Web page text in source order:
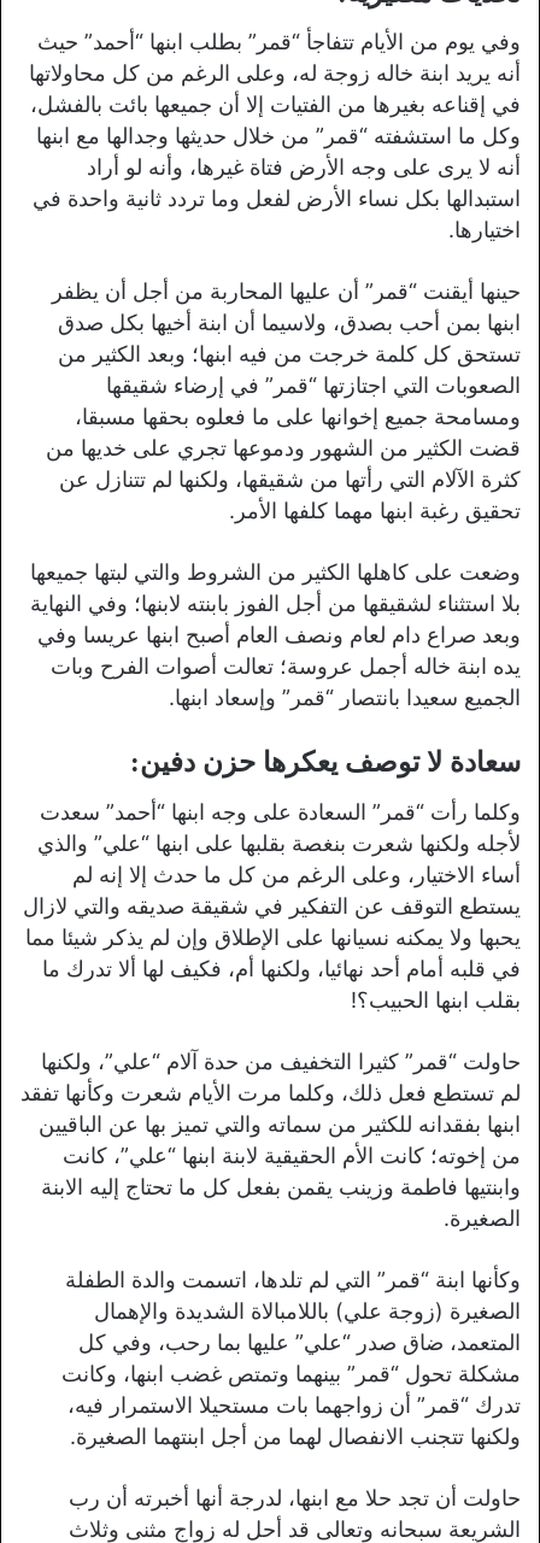
وفي يوم من الأيام تتفاجأ “قمر” بطلب ابنها “أحمد” حيث
أنه يريد ابنة خاله زوجة له، وعلى الرغم من كل محاولاتها
في إقناعه بغيرها من الفتيات إلا أن جميعها بائت بالفشل،
وكل ما استشفته “قمر” من خلال حديثها وجدالها مع ابنها
أنه لا يرى على وجه الأرض فتاة غيرها، وأنه لو أراد
استبدالها بكل نساء الأرض لفعل وما تردد ثانية واحدة في
اختيارها.
حينها أيقنت “قمر” أن عليها المحاربة من أجل أن يظفر
ابنها بمن أحب بصدق، ولاسيما أن ابنة أخيها بكل صدق
تستحق كل كلمة خرجت من فيه ابنها؛ وبعد الكثير من
الصعوبات التي اجتازتها “قمر” في إرضاء شقيقها
ومسامحة جميع إخوانها على ما فعلوه بحقها مسبقا،
قضت الكثير من الشهور ودموعها تجري على خديها من
كثرة الآلام التي رأتها من شقيقها، ولكنها لم تتنازل عن
تحقيق رغبة ابنها مهما كلفها الأمر.
وضعت على كاهلها الكثير من الشروط والتي لبتها جميعها
بلا استثناء لشقيقها من أجل الفوز بابنته لابنها؛ وفي النهاية
وبعد صراع دام لعام ونصف العام أصبح ابنها عريسا وفي
يده ابنة خاله أجمل عروسة؛ تعالت أصوات الفرح وبات
الجميع سعيدا بانتصار “قمر” وإسعاد ابنها.
سعادة لا توصف يعكرها حزن دفين:
وكلما رأت “قمر” السعادة على وجه ابنها “أحمد” سعدت
لأجله ولكنها شعرت بنغصة بقلبها على ابنها “علي” والذي
أساء الاختيار، وعلى الرغم من كل ما حدث إلا إنه لم
يستطع التوقف عن التفكير في شقيقة صديقه والتي لازال
يحبها ولا يمكنه نسيانها على الإطلاق وإن لم يذكر شيئا مما
في قلبه أمام أحد نهائيا، ولكنها أم، فكيف لها ألا تدرك ما
بقلب ابنها الحبيب؟!
حاولت “قمر” كثيرا التخفيف من حدة آلام “علي”، ولكنها
لم تستطع فعل ذلك، وكلما مرت الأيام شعرت وكأنها تفقد
ابنها بفقدانه للكثير من سماته والتي تميز بها عن الباقيين
من إخوته؛ كانت الأم الحقيقية لابنة ابنها “علي”، كانت
وابنتيها فاطمة وزينب يقمن بفعل كل ما تحتاج إليه الابنة
الصغيرة.
وكأنها ابنة “قمر” التي لم تلدها، اتسمت والدة الطفلة
الصغيرة (زوجة علي) باللامبالاة الشديدة والإهمال
المتعمد، ضاق صدر “علي” عليها بما رحب، وفي كل
مشكلة تحول “قمر” بينهما وتمتص غضب ابنها، وكانت
تدرك “قمر” أن زواجهما بات مستحيلا الاستمرار فيه،
ولكنها تتجنب الانفصال لهما من أجل ابنتهما الصغيرة.
حاولت أن تجد حلا مع ابنها، لدرجة أنها أخبرته أن رب
الشريعة سبحانه وتعالى قد أحل له زواج مثنى وثلاث